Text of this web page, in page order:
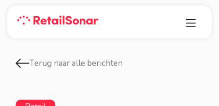
Terug naar alle berichten